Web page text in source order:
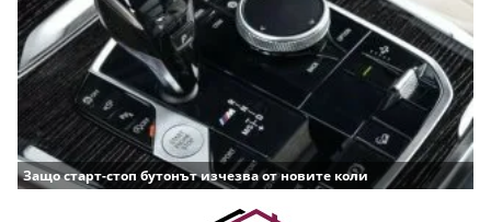
Защо старт-стоп бутонът изчезва от новите коли